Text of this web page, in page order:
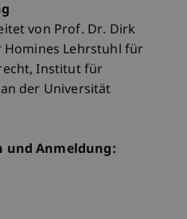
von Prof. Dr. Dirk
Homines Lehrstuhl für
Institut für
der Universität
und Anmeldung: